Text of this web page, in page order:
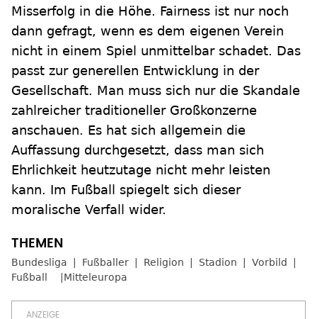
Misserfolg in die Höhe. Fairness ist nur noch
dann gefragt, wenn es dem eigenen Verein
nicht in einem Spiel unmittelbar schadet. Das
passt zur generellen Entwicklung in der
Gesellschaft. Man muss sich nur die Skandale
zahlreicher traditioneller Großkonzerne
anschauen. Es hat sich allgemein die
Auffassung durchgesetzt, dass man sich
Ehrlichkeit heutzutage nicht mehr leisten
kann. Im Fußball spiegelt sich dieser
moralische Verfall wider.
Bundesliga Fußballer Religion Stadion
Vorbild
Fußball
Mitteleuropa